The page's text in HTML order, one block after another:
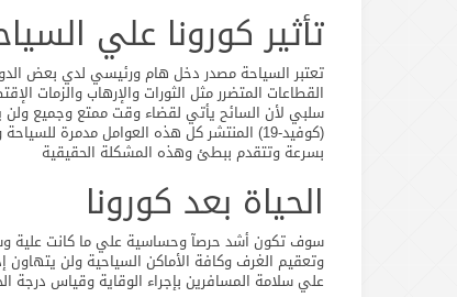
تأثير كورونا علي
تعتبر السياحة مصدر دخل هام ورئيسي لدي بعض
القطاعات المتضرر مثل الثورات والإرهاب والزمات
سلبي لأن السائح يأتي لقضاء وقت ممتع وجميع ولن
(كوفيد-19) المنتشر كل هذه العوامل مدمرة
بسرعة وتتقدم ببطئ وهذه المشكلة الحقيقية
الحياة بعد كورونا
سوف تكون أشد حرصآ وحساسية علي ما كانت علية
وتعقيم الغرف وكافة الأماكن السياحية ولن
علي سلامة المسافرين بإجراء الوقاية وقياس درجة